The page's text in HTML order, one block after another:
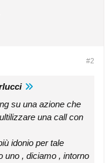
#2
su una azione che
una call con
idonio per tale
uno , diciamo , intorno